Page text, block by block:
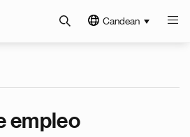
Candean
empleo